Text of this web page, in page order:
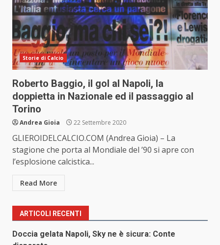
Storie di Calcio
Roberto Baggio, il gol al Napoli, la
doppietta in Nazionale ed il passaggio al
Torino
Andrea Gioia 22 Settembre 2020
GLIEROIDELCALCIO.COM (Andrea Gioia) – La
stagione che porta al Mondiale del ’90 si apre con
l’esplosione calcistica...
Read More
ARTICOLI RECENTI
Doccia gelata Napoli, Sky ne è sicura: Conte